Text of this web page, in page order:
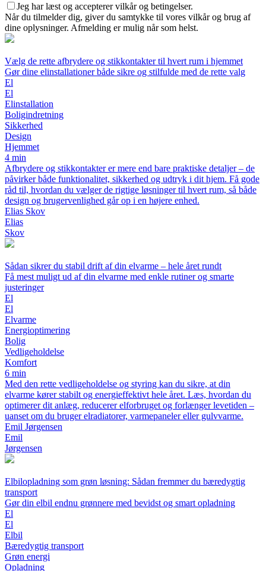
Jeg har læst og accepterer vilkår og betingelser.
Når du tilmelder dig, giver du samtykke til vores vilkår og brug af
dine oplysninger. Afmelding er mulig når som helst.
Vælg de rette afbrydere og stikkontakter til hvert rum i hjemmet
Gør dine elinstallationer både sikre og stilfulde med de rette valg
El
El
Elinstallation
Boligindretning
Sikkerhed
Design
Hjemmet
4 min
Afbrydere og stikkontakter er mere end bare praktiske detaljer – de
påvirker både funktionalitet, sikkerhed og udtryk i dit hjem. Få gode
råd til, hvordan du vælger de rigtige løsninger til hvert rum, så både
design og brugervenlighed går op i en højere enhed.
Elias Skov
Elias
Skov
Sådan sikrer du stabil drift af din elvarme – hele året rundt
Få mest muligt ud af din elvarme med enkle rutiner og smarte
justeringer
El
El
Elvarme
Energioptimering
Bolig
Vedligeholdelse
Komfort
6 min
Med den rette vedligeholdelse og styring kan du sikre, at din
elvarme kører stabilt og energieffektivt hele året. Læs, hvordan du
optimerer dit anlæg, reducerer elforbruget og forlænger levetiden –
uanset om du bruger elradiatorer, varmepaneler eller gulvvarme.
Emil Jørgensen
Emil
Jørgensen
Elbilopladning som grøn løsning: Sådan fremmer du bæredygtig
transport
Gør din elbil endnu grønnere med bevidst og smart opladning
El
El
Elbil
Bæredygtig transport
Grøn energi
Opladning